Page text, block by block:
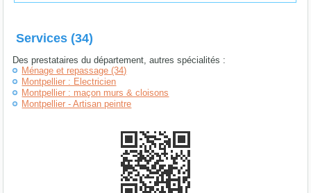
Services (34)
Des prestataires du département, autres spécialités :
Ménage et repassage (34)
Montpellier : Electricien
Montpellier : maçon murs & cloisons
Montpellier - Artisan peintre